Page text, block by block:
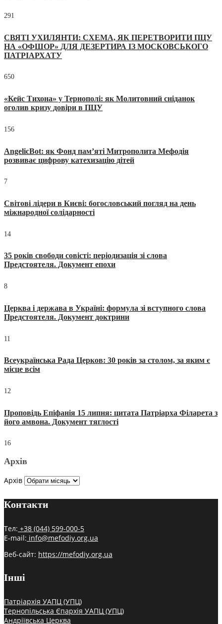
291
СВЯТІ УХИЛЯНТИ: СХЕМА, ЯК ПЕРЕТВОРИТИ ПЦУ
НА «ОФШОР» ДЛЯ ДЕЗЕРТИРА ІЗ МОСКОВСЬКОГО
ПАТРІАРХАТУ
650
«Кейс Тихона» у Тернополі: як Молитовний сніданок
оголив кризу довіри в ПЦУ
156
AngelicBot: як Фонд пам’яті Митрополита Мефодія
розвиває цифрову катехизацію дітей
7
Світові лідери в Києві: богословський погляд на день
міжнародної солідарності
14
35 років свободи совісті: періодизація зі слова
Предстоятеля. Документ епохи
8
Церква і держава в Україні: формула зі вступного слова
Предстоятеля. Документ доктрини
11
Всеукраїнська Рада Церков: 30 років за столом, за яким є
місце всім
12
Проповідь Епіфанія 15 липня: цитата Патріарха Філарета з
його амвона. Документ тяглості
16
Архів
Архів
Контакти
Тел: +38 (044) 599-000-5
E-mail: info@mefodiy.org.ua
Веб-сайт: https://mefodiy.org.ua
Інші
Патріархія УАПЦ (УПЦ)
Тернопільська Єпархія УАПЦ (УПЦ)
Андріївська Церква